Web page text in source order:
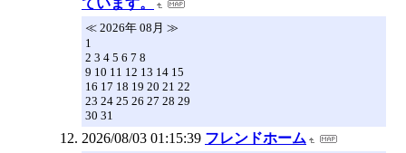
≪ 2026年 08月 ≫
1
2 3 4 5 6 7 8
9 10 11 12 13 14 15
16 17 18 19 20 21 22
23 24 25 26 27 28 29
30 31
2026/08/03 01:15:39 フレンドホーム